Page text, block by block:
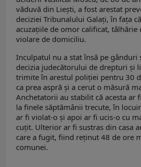
văduvă din Liești, a fost arestat
deciziei Tribunalului Galați, în fața
acuzațiile de omor calificat, tâlhărie
violare de domiciliu.
Inculpatul nu a stat însă pe gânduri
decizia judecătorului de drepturi și
trimite în arestul poliției pentru 30
ca prea aspră și a cerut o măsură
Anchetatorii au stabilit că acesta ar
la finele săptămânii trecute, în
ar fi violat-o și apoi ar fi ucis-o cu
cuțit. Ulterior ar fi sustras din casa
care a fugit, fiind reținut 48 de ore
comunei.